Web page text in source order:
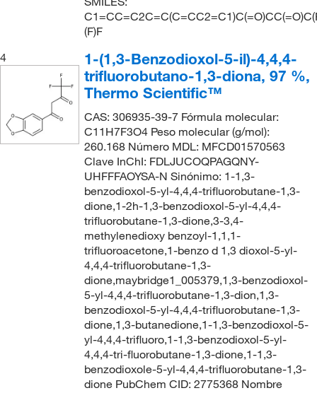
(F)F
4
1-(1,3-Benzodioxol-5-il)-4,4,4-
trifluorobutano-1,3-diona, 97 %,
Thermo Scientific™
CAS: 306935-39-7 Fórmula molecular:
C11H7F3O4 Peso molecular (g/mol):
260.168 Número MDL: MFCD01570563
Clave InChI: FDLJUCOQPAGQNY-
UHFFFAOYSA-N Sinónimo: 1-1,3-
benzodioxol-5-yl-4,4,4-trifluorobutane-1,3-
dione,1-2h-1,3-benzodioxol-5-yl-4,4,4-
trifluorobutane-1,3-dione,3-3,4-
methylenedioxy benzoyl-1,1,1-
trifluoroacetone,1-benzo d 1,3 dioxol-5-yl-
4,4,4-trifluorobutane-1,3-
dione,maybridge1_005379,1,3-benzodioxol-
5-yl-4,4,4-trifluorobutane-1,3-dion,1,3-
benzodioxol-5-yl-4,4,4-trifluorobutane-1,3-
dione,1,3-butanedione,1-1,3-benzodioxol-5-
yl-4,4,4-trifluoro,1-1,3-benzodioxol-5-yl-
4,4,4-tri-fluorobutane-1,3-dione,1-1,3-
benzodioxole-5-yl-4,4,4-trifluorobutane-1,3-
dione PubChem CID: 2775368 Nombre